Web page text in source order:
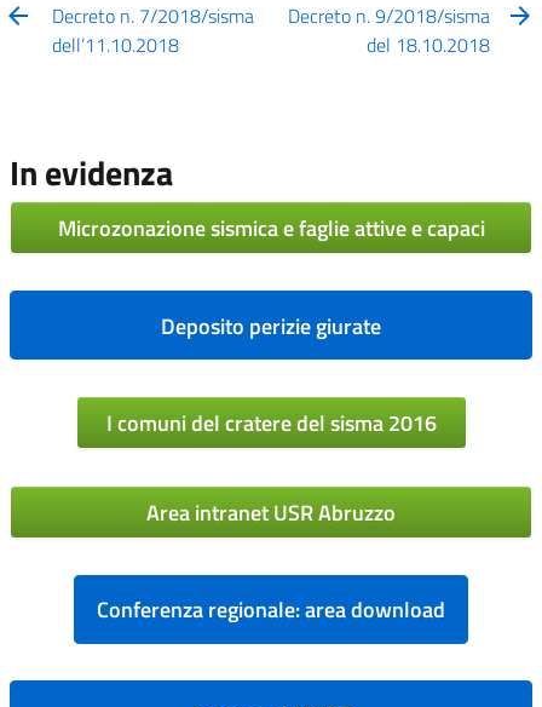
Decreto n. 7/2018/sisma
dell’11.10.2018
Decreto n. 9/2018/sisma
del 18.10.2018
In evidenza
Microzonazione sismica e faglie attive e capaci
Deposito perizie giurate
I comuni del cratere del sisma 2016
Area intranet USR Abruzzo
Conferenza regionale: area download